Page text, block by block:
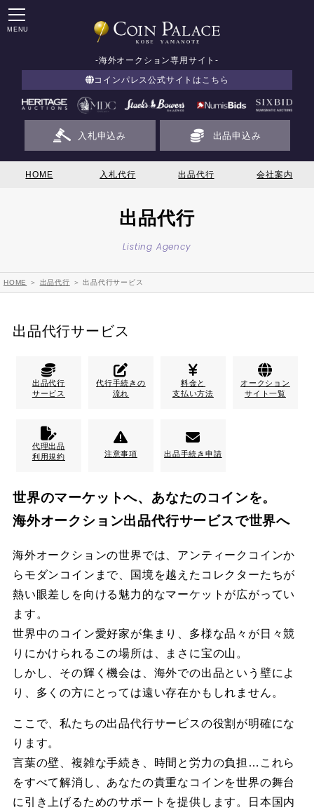
MENU
-海外オークション専用サイト-
コインパレス公式サイトはこちら
入札申込み 出品申込み
HOME 入札代行 出品代行 会社案内
出品代行
Listing Agency
HOME ＞ 出品代行 ＞ 出品代行サービス
出品代行サービス
出品代行
サービス
代行手続きの
流れ
料金と
支払い方法
オークション
サイト一覧
代理出品
利用規約
注意事項 出品手続き申請
世界のマーケットへ、あなたのコインを。
海外オークション出品代行サービスで世界へ
海外オークションの世界では、アンティークコインか
らモダンコインまで、国境を越えたコレクターたちが
熱い眼差しを向ける魅力的なマーケットが広がってい
ます。
世界中のコイン愛好家が集まり、多様な品々が日々競
りにかけられるこの場所は、まさに宝の山。
しかし、その輝く機会は、海外での出品という壁によ
り、多くの方にとっては遠い存在かもしれません。
ここで、私たちの出品代行サービスの役割が明確にな
ります。
言葉の壁、複雑な手続き、時間と労力の負担…これら
をすべて解消し、あなたの貴重なコインを世界の舞台
に引き上げるためのサポートを提供します。日本国内